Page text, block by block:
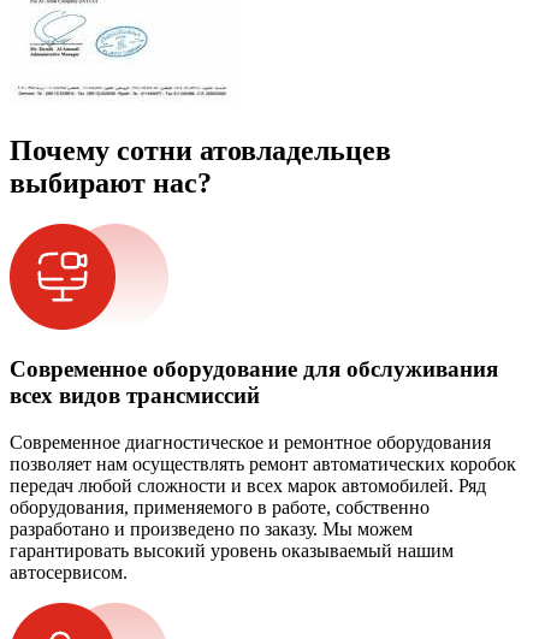
Почему сотни атовладельцев
выбирают нас?
Современное оборудование для обслуживания
всех видов трансмиссий
Современное диагностическое и ремонтное оборудования
позволяет нам осуществлять ремонт автоматических коробок
передач любой сложности и всех марок автомобилей. Ряд
оборудования, применяемого в работе, собственно
разработано и произведено по заказу. Мы можем
гарантировать высокий уровень оказываемый нашим
автосервисом.